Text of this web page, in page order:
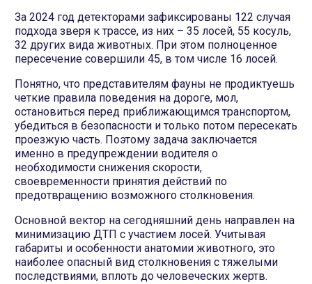
За 2024 год детекторами зафиксированы 122 случая
подхода зверя к трассе, из них – 35 лосей, 55 косуль,
32 других вида животных. При этом полноценное
пересечение совершили 45, в том числе 16 лосей.
Понятно, что представителям фауны не продиктуешь
четкие правила поведения на дороге, мол,
остановиться перед приближающимся транспортом,
убедиться в безопасности и только потом пересекать
проезжую часть. Поэтому задача заключается
именно в предупреждении водителя о
необходимости снижения скорости,
своевременности принятия действий по
предотвращению возможного столкновения.
Основной вектор на сегодняшний день направлен на
минимизацию ДТП с участием лосей. Учитывая
габариты и особенности анатомии животного, это
наиболее опасный вид столкновения с тяжелыми
последствиями, вплоть до человеческих жертв.